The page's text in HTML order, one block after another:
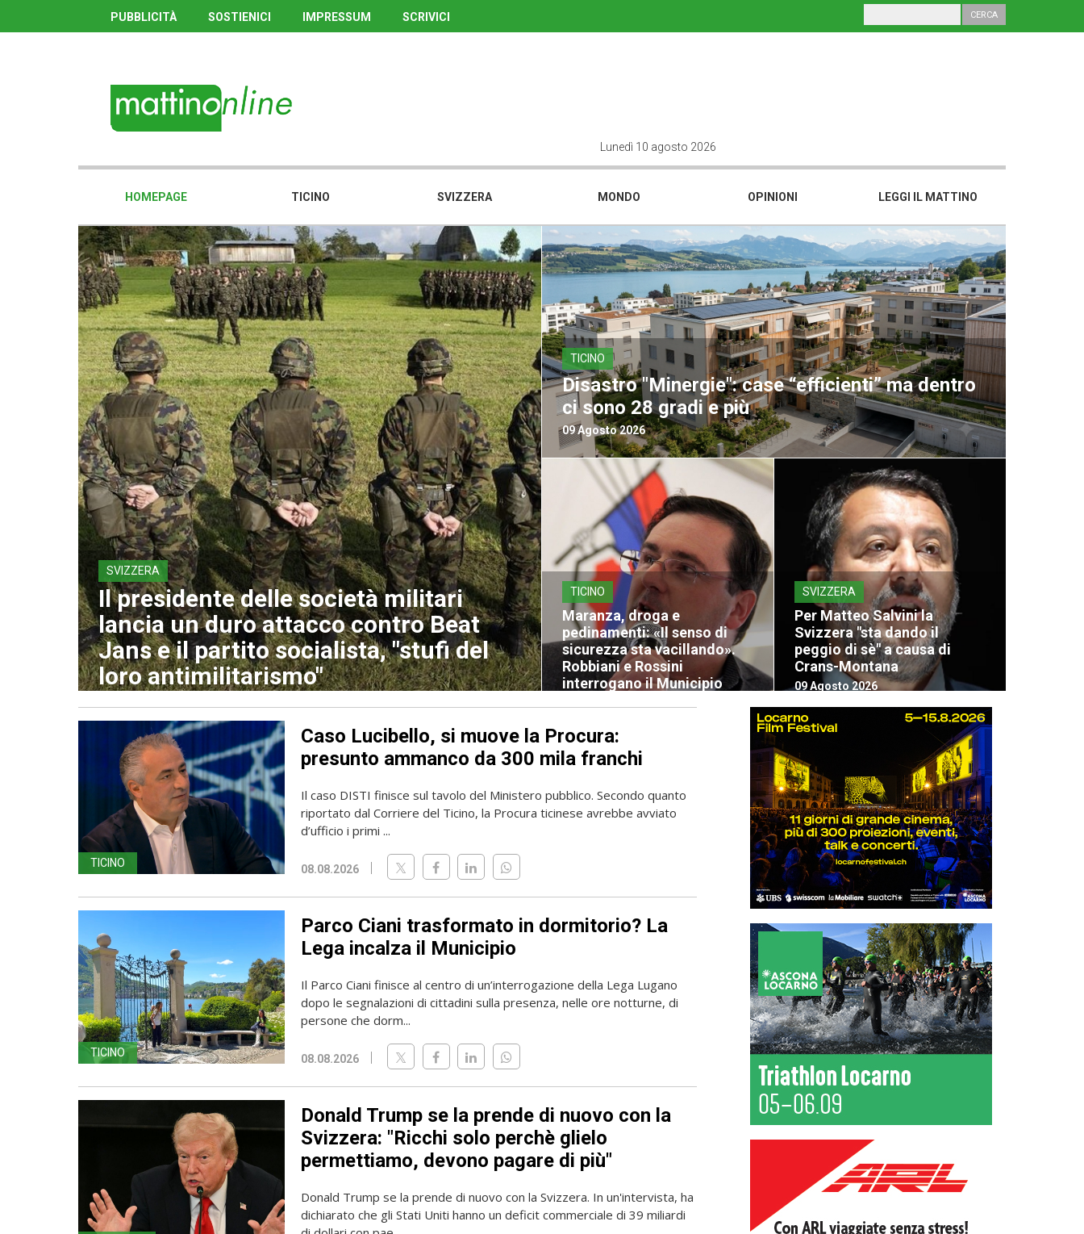
PUBBLICITÀ SOSTIENICI IMPRESSUM SCRIVICI
Lunedì 10 agosto 2026
HOMEPAGE TICINO SVIZZERA MONDO OPINIONI LEGGI IL MATTINO
SVIZZERA
Il presidente delle società militari
lancia un duro attacco contro Beat
Jans e il partito socialista, "stufi del
loro antimilitarismo"
TICINO
Disastro "Minergie": case “efficienti” ma dentro
ci sono 28 gradi e più
09 Agosto 2026
TICINO
Maranza, droga e
pedinamenti: «Il senso di
sicurezza sta vacillando».
Robbiani e Rossini
interrogano il Municipio
SVIZZERA
Per Matteo Salvini la
Svizzera "sta dando il
peggio di sè" a causa di
Crans-Montana
09 Agosto 2026
TICINO
Caso Lucibello, si muove la Procura:
presunto ammanco da 300 mila franchi
Il caso DISTI finisce sul tavolo del Ministero pubblico. Secondo quanto
riportato dal Corriere del Ticino, la Procura ticinese avrebbe avviato
d’ufficio i primi ...
08.08.2026
TICINO
Parco Ciani trasformato in dormitorio? La
Lega incalza il Municipio
Il Parco Ciani finisce al centro di un’interrogazione della Lega Lugano
dopo le segnalazioni di cittadini sulla presenza, nelle ore notturne, di
persone che dorm...
08.08.2026
Donald Trump se la prende di nuovo con la
Svizzera: "Ricchi solo perchè glielo
permettiamo, devono pagare di più"
Donald Trump se la prende di nuovo con la Svizzera. In un'intervista, ha
dichiarato che gli Stati Uniti hanno un deficit commerciale di 39 miliardi